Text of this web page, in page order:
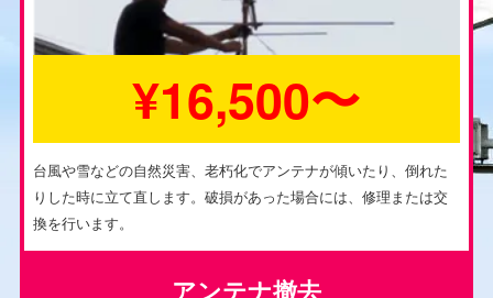
¥16,500〜
台風や雪などの自然災害、老朽化でアンテナが傾いたり、倒れた
りした時に立て直します。破損があった場合には、修理または交
換を行います。
アンテナ撤去